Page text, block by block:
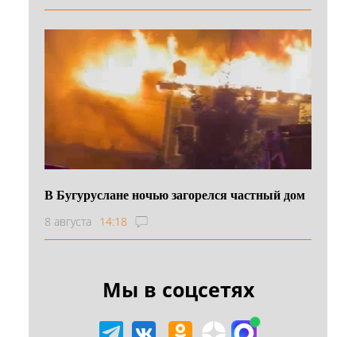
В Бугуруслане ночью загорелся частный дом
8 августа 14:18
Мы в соцсетях